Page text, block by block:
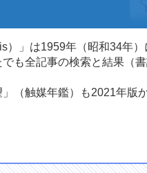
）」は1959年（昭和34年
も全記事の検索と結果（
（触媒年鑑）も2021年